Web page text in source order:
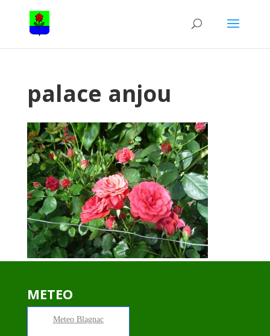
palace anjou
METEO
Meteo Blagnac